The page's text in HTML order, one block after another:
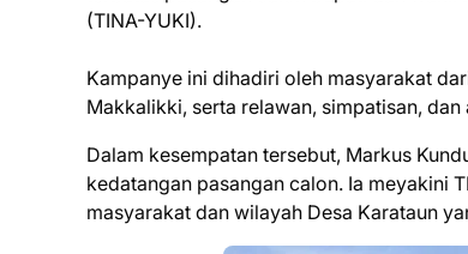
(TINA-YUKI).
Kampanye ini dihadiri oleh masyarakat
Makkalikki, serta relawan, simpatisan,
Dalam kesempatan tersebut, Markus
kedatangan pasangan calon. Ia meyakini
masyarakat dan wilayah Desa Karataun